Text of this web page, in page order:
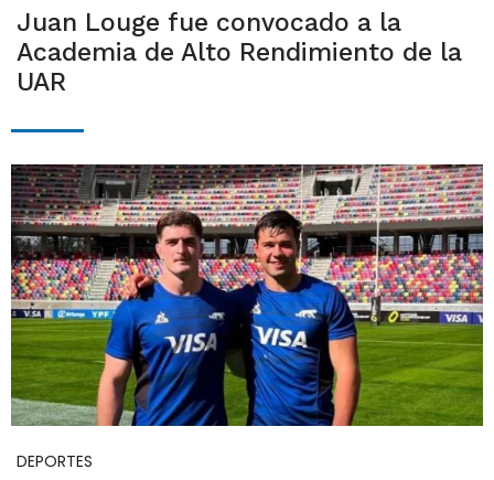
Juan Louge fue convocado a la
Academia de Alto Rendimiento de la
UAR
DEPORTES